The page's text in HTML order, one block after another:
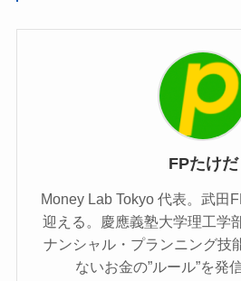
FPたけだ
Money Lab Tokyo 代表。武田
迎える。慶應義塾大学理工学
ナンシャル・プランニング技
ないお金の”ルール”を発